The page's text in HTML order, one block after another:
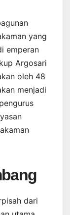
yang
emperan
Argosari
oleh 48
menjadi
dari